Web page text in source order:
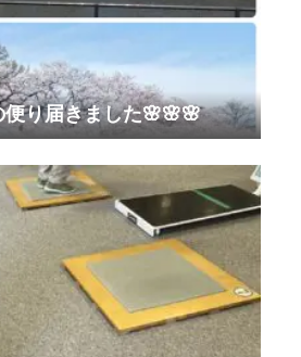
り届きました🌸🌸🌸